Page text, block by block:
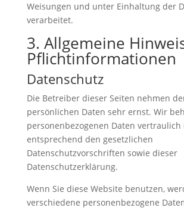
Weisungen und unter Einhaltung der
verarbeitet.
3. Allgemeine
Pflicht­informationen
Datenschutz
Die Betreiber dieser Seiten nehmen
persönlichen Daten sehr ernst. Wir
personenbezogenen Daten vertraulich
entsprechend den gesetzlichen
Datenschutzvorschriften sowie dieser
Datenschutzerklärung.
Wenn Sie diese Website benutzen,
verschiedene personenbezogene